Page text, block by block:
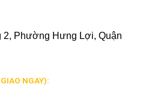
Phường Hưng Lợi, Quận
NGAY):